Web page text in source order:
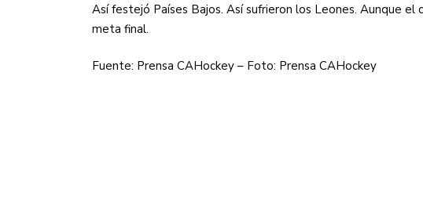
Así festejó Países Bajos. Así sufrieron los Leones. Aunque el
meta final.
Fuente: Prensa CAHockey – Foto: Prensa CAHockey